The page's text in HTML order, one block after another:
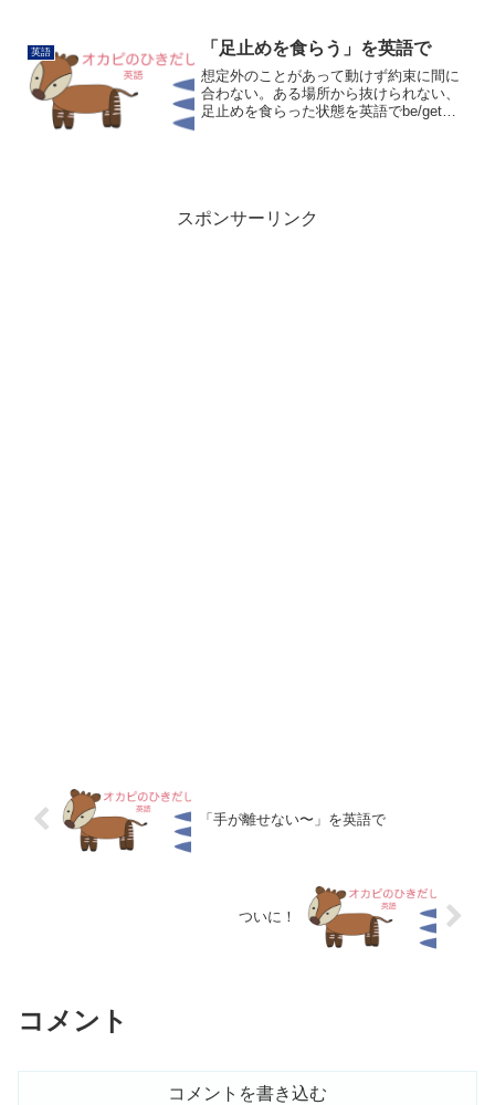
ます。Gone! Big Fly, Ohtani-sa...
英語 「足止めを食らう」を英語で
想定外のことがあって動けず約束に間に
合わない。ある場所から抜けられない、
足止めを食らった状態を英語でbe/get
スポンサーリンク
「手が離せない〜」を英語で
ついに！
コメント
コメントを書き込む